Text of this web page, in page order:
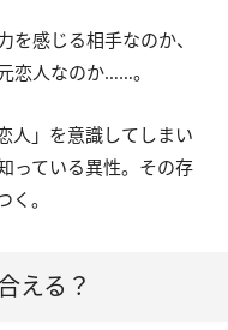
感じる相手なのか、
恋人なのか……。
人」を意識してしまい
っている異性。その存
。
える？